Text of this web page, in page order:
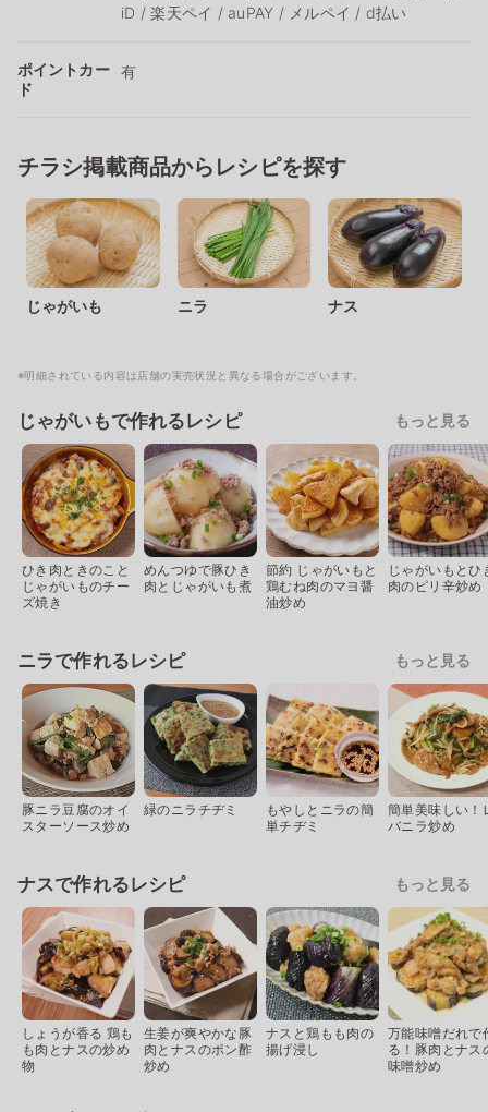
iD / 楽天ペイ / auPAY / メルペイ / d払い
ポイントカー
ド
有
チラシ掲載商品からレシピを探す
じゃがいも ニラ ナス
※明細されている内容は店舗の実売状況と異なる場合がございます。
じゃがいもで作れるレシピ もっと見る
ひき肉ときのこと
じゃがいものチー
ズ焼き
めんつゆで豚ひき
肉とじゃがいも煮
節約 じゃがいもと
鶏むね肉のマヨ醤
油炒め
じゃがいもとひ
肉のピリ辛炒め
ニラで作れるレシピ もっと見る
豚ニラ豆腐のオイ
スターソース炒め
緑のニラチヂミ
もやしとニラの簡
単チヂミ
簡単美味しい！
バニラ炒め
ナスで作れるレシピ もっと見る
しょうが香る 鶏も
も肉とナスの炒め
物
生姜が爽やかな豚
肉とナスのポン酢
炒め
ナスと鶏もも肉の
揚げ浸し
万能味噌だれで
る！豚肉とナス
味噌炒め